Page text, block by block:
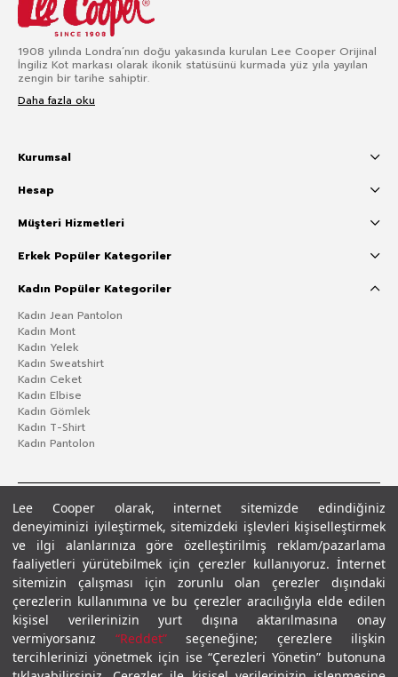
Lee Cooper olarak, internet sitemizde edindiğiniz
deneyiminizi iyileştirmek, sitemizdeki işlevleri kişiselleştirmek
ve ilgi alanlarınıza göre özelleştirilmiş reklam/pazarlama
faaliyetleri yürütebilmek için çerezler kullanıyoruz. İnternet
sitemizin çalışması için zorunlu olan çerezler dışındaki
çerezlerin kullanımına ve bu çerezler aracılığıyla elde edilen
kişisel verilerinizin yurt dışına aktarılmasına onay
vermiyorsanız “Reddet”seçeneğine; çerezlere ilişkin
tercihlerinizi yönetmek için ise “Çerezleri Yönetin” butonuna
1908 yılında Londra’nın doğu yakasında kurulan Lee Cooper Orijinal
İngiliz Kot markası olarak ikonik statüsünü kurmada yüz yıla yayılan
zengin bir tarihe sahiptir.
Daha fazla oku
Kurumsal
Hesap
Müşteri Hizmetleri
Erkek Popüler Kategoriler
Kadın Popüler Kategoriler
Kadın Jean Pantolon
Kadın Mont
Kadın Yelek
Kadın Sweatshirt
Kadın Ceket
Kadın Elbise
Kadın Gömlek
Kadın T-Shirt
Kadın Pantolon
Gizlilik PolitikasıÇerez Politikası KVKK Aydınlatma MetniŞartlar ve Koşullar
© 2026 Leecooper - Tüm Hakları Saklıdır.